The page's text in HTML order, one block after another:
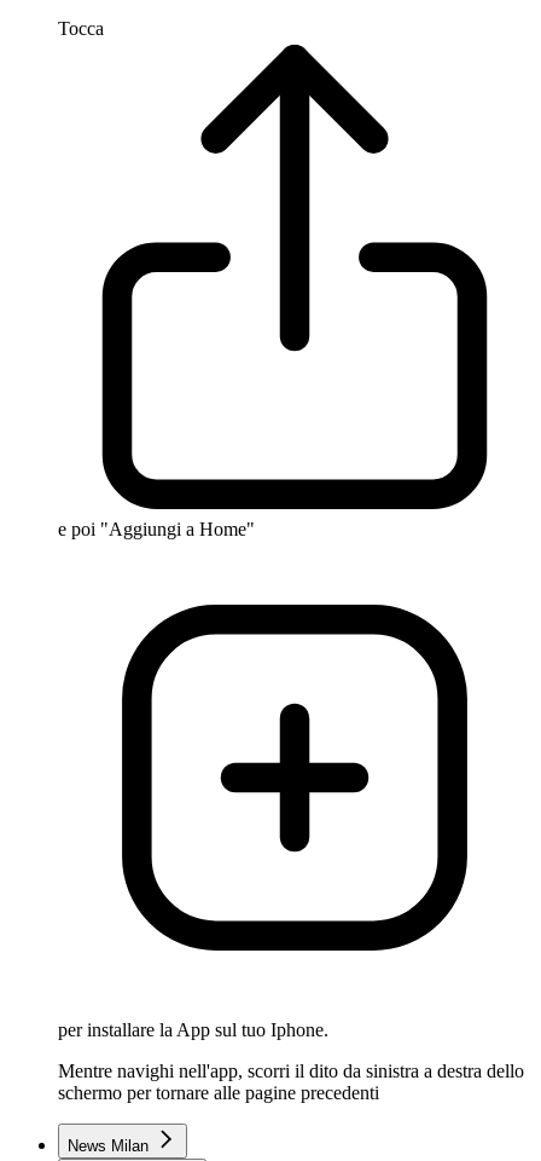
Tocca
e poi "Aggiungi a Home"
per installare la App sul tuo Iphone.
Mentre navighi nell'app, scorri il dito da sinistra a destra dello
schermo per tornare alle pagine precedenti
News Milan